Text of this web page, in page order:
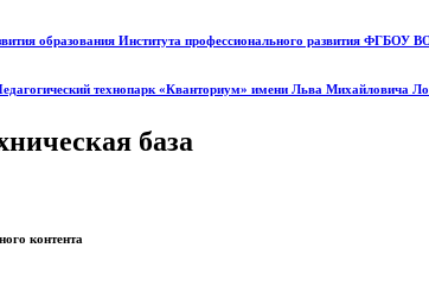
образования Института профессионального развития ФГБОУ
технопарк «Кванториум» имени Льва Михайловича
база
контента